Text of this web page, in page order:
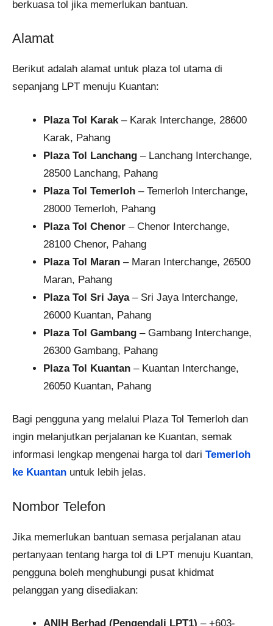
berkuasa tol jika memerlukan bantuan.
Alamat
Berikut adalah alamat untuk plaza tol utama di
sepanjang LPT menuju Kuantan:
Plaza Tol Karak– Karak Interchange, 28600
Karak, Pahang
Plaza Tol Lanchang – Lanchang Interchange,
28500 Lanchang, Pahang
Plaza Tol Temerloh – Temerloh Interchange,
28000 Temerloh, Pahang
Plaza Tol Chenor – Chenor Interchange,
28100 Chenor, Pahang
Plaza Tol Maran – Maran Interchange, 26500
Maran, Pahang
Plaza Tol Sri Jaya– Sri Jaya Interchange,
26000 Kuantan, Pahang
Plaza Tol Gambang – Gambang Interchange,
26300 Gambang, Pahang
Plaza Tol Kuantan – Kuantan Interchange,
26050 Kuantan, Pahang
Bagi pengguna yang melalui Plaza Tol Temerloh dan
ingin melanjutkan perjalanan ke Kuantan, semak
informasi lengkap mengenai harga tol dari Temerloh
ke Kuantan untuk lebih jelas.
Nombor Telefon
Jika memerlukan bantuan semasa perjalanan atau
pertanyaan tentang harga tol di LPT menuju Kuantan,
pengguna boleh menghubungi pusat khidmat
pelanggan yang disediakan:
ANIH Berhad (Pengendali LPT1) – +603-